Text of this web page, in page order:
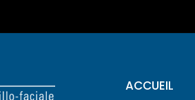
ACCUEIL